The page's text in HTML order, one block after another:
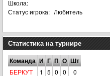
Школа:
Статус игрока: Любитель
Статистика на турнире
Команда И Г П О Шт
БЕРКУТ 1 5 0 0 0